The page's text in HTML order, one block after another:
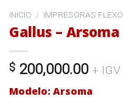
INICIO / IMPRESORAS FLEXO
Gallus – Arsoma
$ 200,000.00 + IGV
Modelo: Arsoma